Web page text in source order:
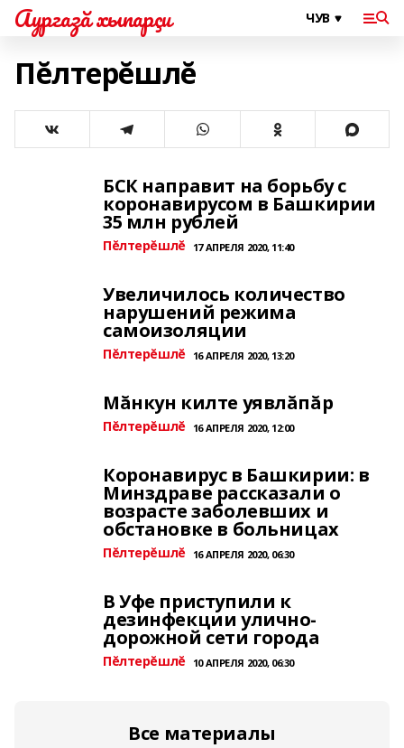
Аургазă хыпарçи
Пĕлтерĕшлĕ
БСК направит на борьбу с
коронавирусом в Башкирии
35 млн рублей
Пĕлтерĕшлĕ 17 АПРЕЛЯ 2020, 11:40
Увеличилось количество
нарушений режима
самоизоляции
Пĕлтерĕшлĕ 16 АПРЕЛЯ 2020, 13:20
Мăнкун килте уявлăпăр
Пĕлтерĕшлĕ 16 АПРЕЛЯ 2020, 12:00
Коронавирус в Башкирии: в
Минздраве рассказали о
возрасте заболевших и
обстановке в больницах
Пĕлтерĕшлĕ 16 АПРЕЛЯ 2020, 06:30
В Уфе приступили к
дезинфекции улично-
дорожной сети города
Пĕлтерĕшлĕ 10 АПРЕЛЯ 2020, 06:30
Все материалы